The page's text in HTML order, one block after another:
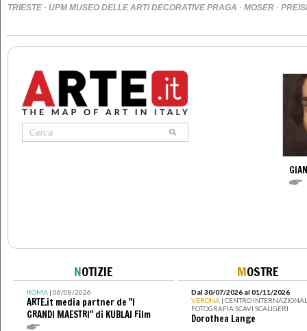
TRIESTE · UPM MUSEO DELLE ARTI DECORATIVE PRAGA · MOSER ·
NOTIZIE
ROMA| 06/08/2026
ARTE.it media partner de "I
GRANDI MAESTRI" di KUBLAI Film
MOSTRE
Dal 30/07/2026 al 01/11/2026
VERONA | CENTRO
FOTOGRAFIA SCAVI SCALIGERI
Dorothea Lange